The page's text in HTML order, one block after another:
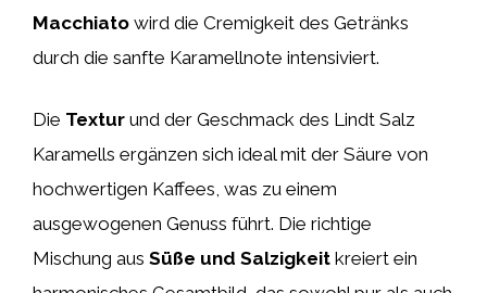
Macchiato wird die Cremigkeit des Getränks
durch die sanfte Karamellnote intensiviert.
Die Textur und der Geschmack des Lindt Salz
Karamells ergänzen sich ideal mit der Säure von
hochwertigen Kaffees, was zu einem
ausgewogenen Genuss führt. Die richtige
Mischung aus Süße und Salzigkeit kreiert ein